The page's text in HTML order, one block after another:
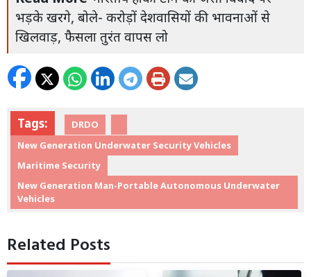
भड़के खरगे, बोले- करोड़ों देशवासियों की भावनाओं से
खिलवाड़, फैसला तुरंत वापस लो
Tags:
DRDO
New Generation Underwater Security Vehicles
Maritime Security
New Generation Man-Portable Autonomous Underwater
Vehicles
Related Posts